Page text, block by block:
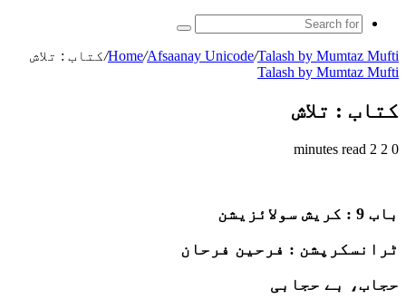
Search
Home/Afsaanay Unicode/Talash by Mumtaz Mufti
/کتاب : تلاش
Talash by Mumtaz Mufti
کتاب : تلاش
0
2 minutes read
باب 9 : کریش سولائزیشن
ٹرانسکرپشن : فرحین فرحان
حجاب، بے حجابی